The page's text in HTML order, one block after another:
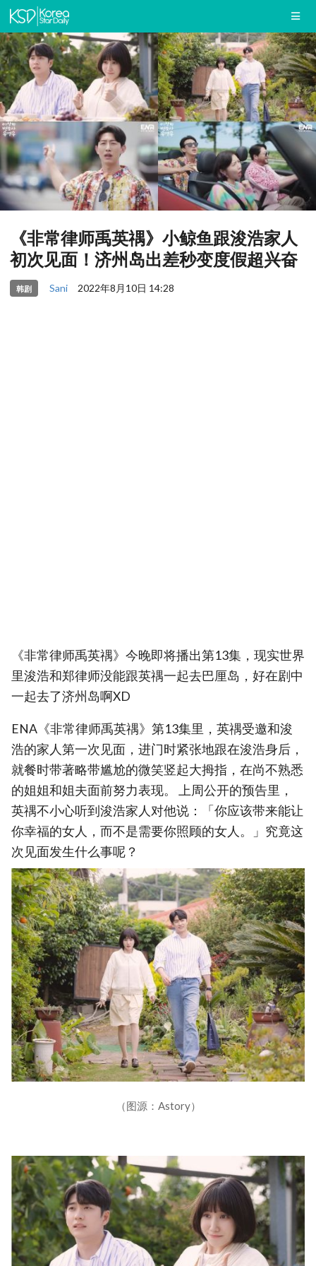
《非常律师禹英禑》小鲸鱼跟浚浩家人
初次见面！济州岛出差秒变度假超兴奋
韩剧 Sani 2022年8月10日 14:28
《非常律师禹英禑》今晚即将播出第13集，现实世界
里浚浩和郑律师没能跟英禑一起去巴厘岛，好在剧中
一起去了济州岛啊XD
ENA《非常律师禹英禑》第13集里，英禑受邀和浚
浩的家人第一次见面，进门时紧张地跟在浚浩身后，
就餐时带著略带尴尬的微笑竖起大拇指，在尚不熟悉
的姐姐和姐夫面前努力表现。 上周公开的预告里，
英禑不小心听到浚浩家人对他说：「你应该带来能让
你幸福的女人，而不是需要你照顾的女人。」究竟这
次见面发生什么事呢？
（图源：Astory）